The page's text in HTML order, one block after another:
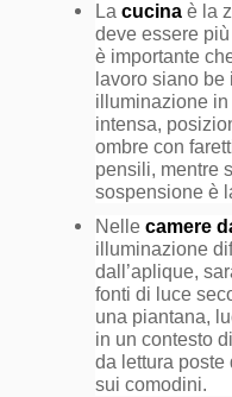
La cucina è la
deve essere
è importante
lavoro siano
illuminazione
intensa,
ombre con
pensili, mentre
sospensione è
Nelle camere
illuminazione
dall’aplique,
fonti di luce
una piantana,
in un contesto
da lettura poste
sui comodini.